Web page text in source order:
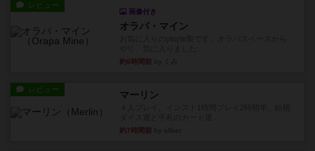
レビュー
画像付き
オラパ・マイン
約6時間前
レビュー マーリン
約7時間前